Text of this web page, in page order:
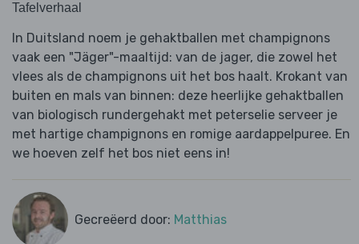
Tafelverhaal
In Duitsland noem je gehaktballen met champignons
vaak een "Jäger"-maaltijd: van de jager, die zowel het
vlees als de champignons uit het bos haalt. Krokant van
buiten en mals van binnen: deze heerlijke gehaktballen
van biologisch rundergehakt met peterselie serveer je
met hartige champignons en romige aardappelpuree. En
we hoeven zelf het bos niet eens in!
Gecreëerd door: Matthias